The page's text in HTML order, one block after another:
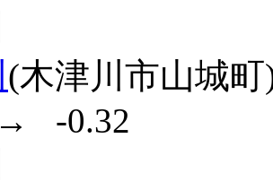
(木津川市山城町
→
-0.32